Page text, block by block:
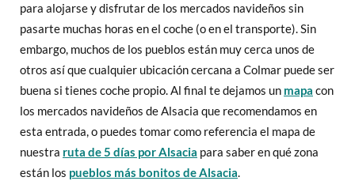
para alojarse y disfrutar de los mercados navideños sin
pasarte muchas horas en el coche (o en el transporte). Sin
embargo, muchos de los pueblos están muy cerca unos de
otros así que cualquier ubicación cercana a Colmar puede ser
buena si tienes coche propio. Al final te dejamos un mapa con
los mercados navideños de Alsacia que recomendamos en
esta entrada, o puedes tomar como referencia el mapa de
nuestra ruta de 5 días por Alsacia para saber en qué zona
están los pueblos más bonitos de Alsacia.